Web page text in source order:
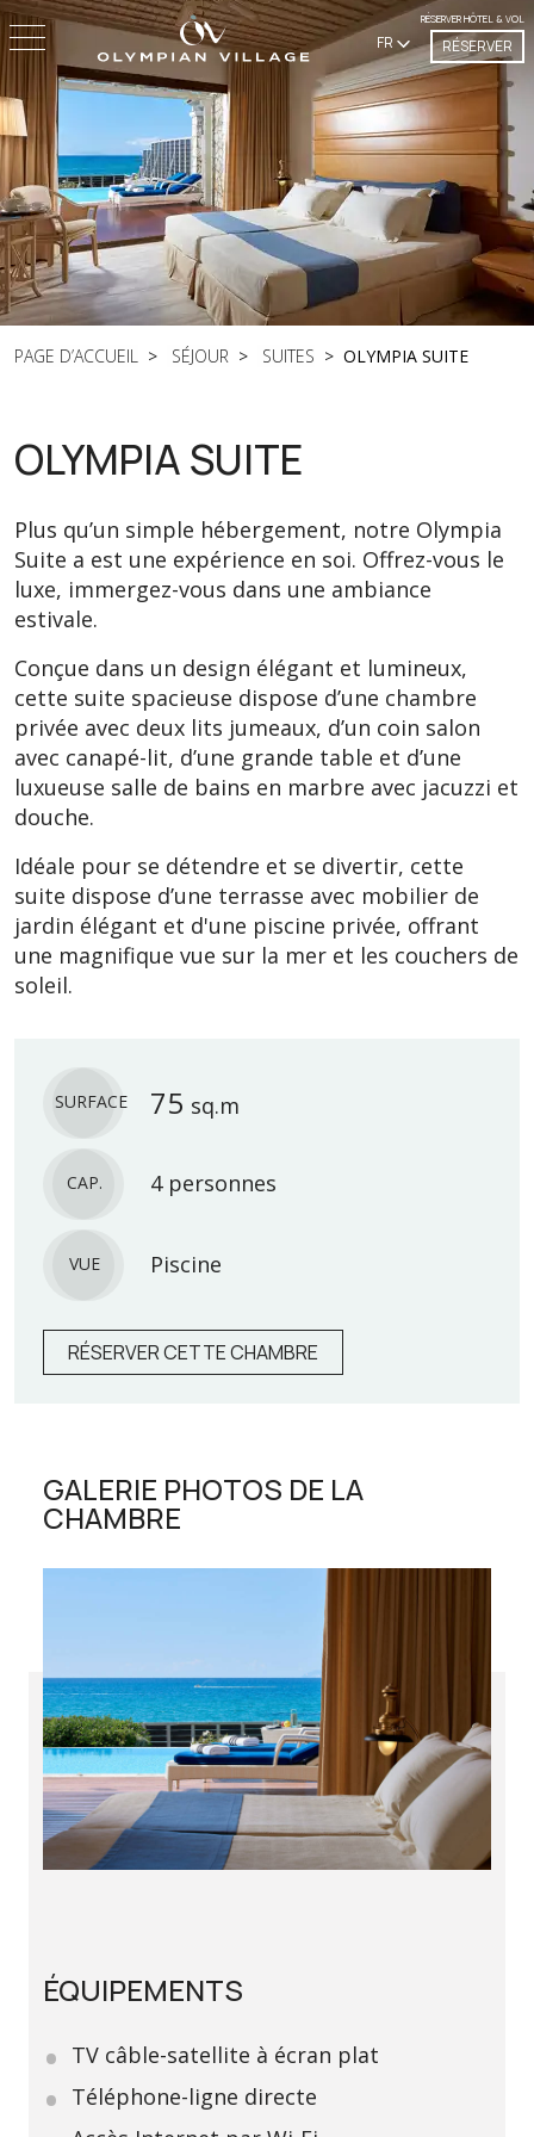
FR
RÉSERVER HÔTEL & VOL
RÉSERVER
PAGE D’ACCUEIL SÉJOUR SUITES OLYMPIA SUITE
OLYMPIA SUITE
Plus qu’un simple hébergement, notre Olympia
Suite a est une expérience en soi. Offrez-vous le
luxe, immergez-vous dans une ambiance
estivale.
Conçue dans un design élégant et lumineux,
cette suite spacieuse dispose d’une chambre
privée avec deux lits jumeaux, d’un coin salon
avec canapé-lit, d’une grande table et d’une
luxueuse salle de bains en marbre avec jacuzzi et
douche.
Idéale pour se détendre et se divertir, cette
suite dispose d’une terrasse avec mobilier de
jardin élégant et d'une piscine privée, offrant
une magnifique vue sur la mer et les couchers de
soleil.
SURFACE 75 sq.m
CAP. 4 personnes
VUE Piscine
RÉSERVER CETTE CHAMBRE
GALERIE PHOTOS DE LA
CHAMBRE
ÉQUIPEMENTS
TV câble-satellite à écran plat
Téléphone-ligne directe